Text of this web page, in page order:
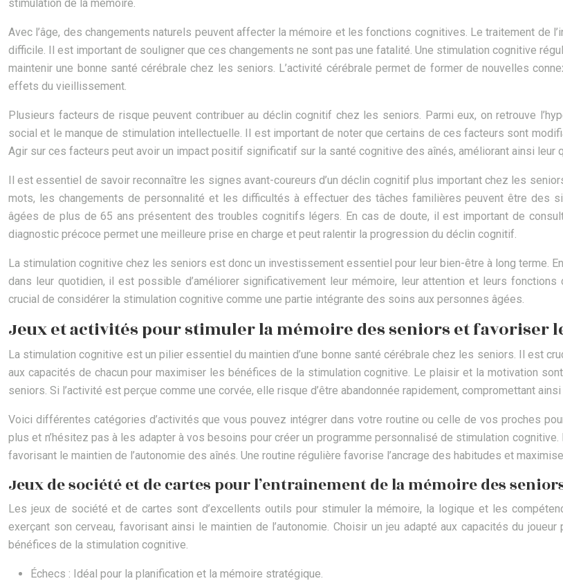
stimulation de la mémoire.
Avec l’âge, des changements naturels peuvent affecter la mémoire et les fonctions cognitives. Le traitement de
difficile. Il est important de souligner que ces changements ne sont pas une fatalité. Une stimulation cognitive
maintenir une bonne santé cérébrale chez les seniors. L’activité cérébrale permet de former de nouvelles
effets du vieillissement.
Plusieurs facteurs de risque peuvent contribuer au déclin cognitif chez les seniors. Parmi eux, on retrouve
social et le manque de stimulation intellectuelle. Il est important de noter que certains de ces facteurs sont
Agir sur ces facteurs peut avoir un impact positif significatif sur la santé cognitive des aînés, améliorant ainsi leur
Il est essentiel de savoir reconnaître les signes avant-coureurs d’un déclin cognitif plus important chez les
mots, les changements de personnalité et les difficultés à effectuer des tâches familières peuvent être des
âgées de plus de 65 ans présentent des troubles cognitifs légers. En cas de doute, il est important de
diagnostic précoce permet une meilleure prise en charge et peut ralentir la progression du déclin cognitif.
La stimulation cognitive chez les seniors est donc un investissement essentiel pour leur bien-être à long terme.
dans leur quotidien, il est possible d’améliorer significativement leur mémoire, leur attention et leurs
crucial de considérer la stimulation cognitive comme une partie intégrante des soins aux personnes âgées.
Jeux et activités pour stimuler la mémoire des seniors et favoriser
La stimulation cognitive est un pilier essentiel du maintien d’une bonne santé cérébrale chez les seniors. Il est
aux capacités de chacun pour maximiser les bénéfices de la stimulation cognitive. Le plaisir et la motivation
seniors. Si l’activité est perçue comme une corvée, elle risque d’être abandonnée rapidement, compromettant
Voici différentes catégories d’activités que vous pouvez intégrer dans votre routine ou celle de vos proches
plus et n’hésitez pas à les adapter à vos besoins pour créer un programme personnalisé de stimulation
favorisant le maintien de l’autonomie des aînés. Une routine régulière favorise l’ancrage des habitudes et
Jeux de société et de cartes pour l’entraînement de la mémoire des
Les jeux de société et de cartes sont d’excellents outils pour stimuler la mémoire, la logique et les
exerçant son cerveau, favorisant ainsi le maintien de l’autonomie. Choisir un jeu adapté aux capacités du
bénéfices de la stimulation cognitive.
Échecs : Idéal pour la planification et la mémoire stratégique.